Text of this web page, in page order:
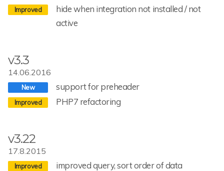
hide when integration not installed / not
active
v3.3
14.06.2016
support for preheader
PHP7 refactoring
v3.22
17.8.2015
improved query, sort order of data